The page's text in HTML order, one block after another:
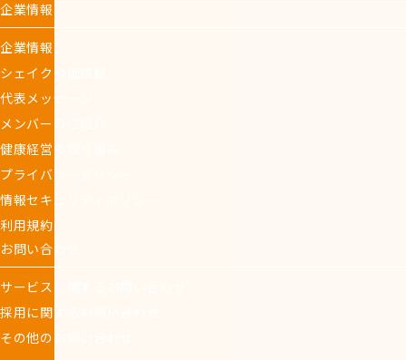
企業情報
企業情報
シェイクの価値観
代表メッセージ
メンバーのご紹介
健康経営の取り組み
プライバシーポリシー
情報セキュリティポリシー
利用規約
お問い合わせ
サービスに関するお問い合わせ
採用に関するお問い合わせ
その他のお問い合わせ